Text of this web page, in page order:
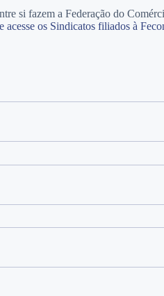
si fazem a Federação do
acesse os Sindicatos filiados à